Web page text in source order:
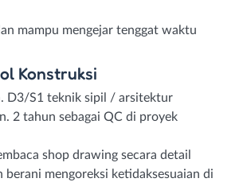
mampu mengejar tenggat waktu
Konstruksi
D3/S1 teknik sipil / arsitektur
2 tahun sebagai QC di proyek
shop drawing secara detail
berani mengoreksi ketidaksesuaian di